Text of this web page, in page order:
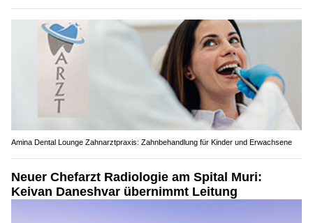
Amina Dental Lounge Zahnarztpraxis: Zahnbehandlung für Kinder und Erwachsene
Neuer Chefarzt Radiologie am Spital Muri:
Keivan Daneshvar übernimmt Leitung